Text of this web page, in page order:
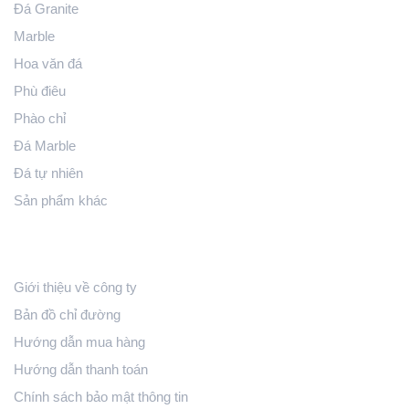
Đá Granite
Marble
Hoa văn đá
Phù điêu
Phào chỉ
Đá Marble
Đá tự nhiên
Sản phẩm khác
Giới thiệu về công ty
Bản đồ chỉ đường
Hướng dẫn mua hàng
Hướng dẫn thanh toán
Chính sách bảo mật thông tin